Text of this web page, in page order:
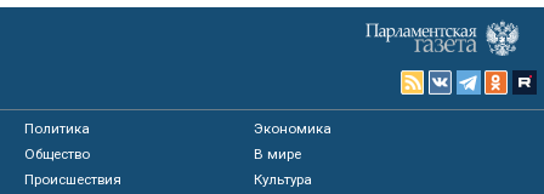
Политика
Экономика
Общество
В мире
Происшествия
Культура